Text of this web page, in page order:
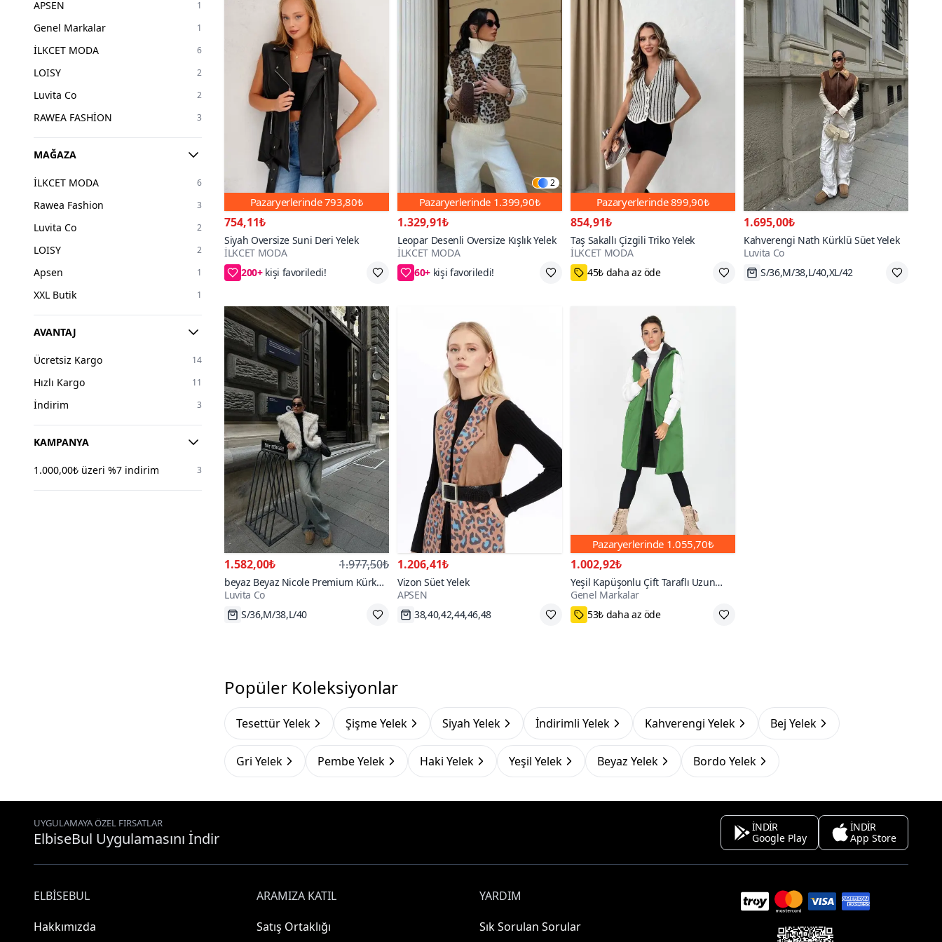
APSEN 1
Genel Markalar 1
İLKCET MODA 6
LOISY 2
Luvita Co 2
RAWEA FASHİON 3
MAĞAZA
İLKCET MODA 6
Rawea Fashion 3
Luvita Co 2
LOISY 2
Apsen 1
XXL Butik 1
AVANTAJ
Ücretsiz Kargo 14
Hızlı Kargo 11
İndirim 3
KAMPANYA
1.000,00₺ üzeri %7 indirim 3
Pazaryerlerinde793,80₺
754,11₺
Siyah Oversize Suni Deri Yelek
İLKCET MODA
200+kişi favoriledi!
40₺ daha az öde
2
Pazaryerlerinde 1.399,90₺
1.329,91₺
Leopar Desenli Oversize Kışlık Yelek
İLKCET MODA
60+ kişi favoriledi!
70₺ daha az öde
Pazaryerlerinde899,90₺
854,91₺
Taş Sakallı Çizgili Triko Yelek
İLKCET MODA
45₺ daha az öde
Standart
1.695,00₺
Kahverengi Nath Kürklü Süet Yelek
Luvita Co
S/36,M/38,L/40,XL/42
1.582,00₺ 1.977,50₺
beyaz Beyaz Nicole Premium Kürk
Yelek
Luvita Co
S/36,M/38,L/40
1.206,41₺
Vizon Süet Yelek
APSEN38,40,42,44,46,48
Hızlı Kargo
Pazaryerlerinde 1.055,70₺
1.002,92₺
Yeşil Kapüşonlu Çift Taraflı Uzun
Kapitone Neo Yelek
Genel Markalar
53₺ daha az öde
S,M,L,XL
Popüler Koleksiyonlar
Tesettür Yelek Şişme Yelek Siyah Yelek İndirimli Yelek Kahverengi Yelek Bej Yelek
Gri Yelek Pembe Yelek Haki Yelek Yeşil Yelek Beyaz Yelek Bordo Yelek
UYGULAMAYA ÖZEL FIRSATLAR
ElbiseBul Uygulamasını İndir
İNDİR
Google Play
İNDİR
App Store
ELBISEBUL
Hakkımızda
ARAMIZA KATIL
Satış Ortaklığı
YARDIM
Sık Sorulan Sorular